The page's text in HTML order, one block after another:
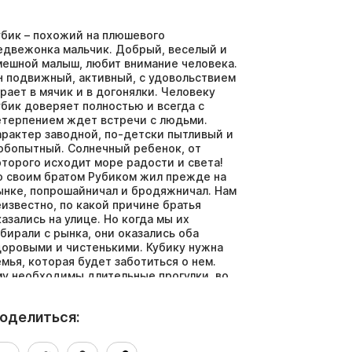
– похожий на плюшевого
мальчик. Добрый, веселый и
малыш, любит внимание человека.
подвижный, активный, с удовольствием
в мячик и в догонялки. Человеку
доверяет полностью и всегда с
ждет встречи с людьми.
заводной, по-детски пытливый и
Солнечный ребенок, от
исходит море радости и света!
своим братом Рубиком жил прежде на
попрошайничал и бродяжничал. Нам
по какой причине братья
на улице. Но когда мы их
с рынка, они оказались оба
и чистенькими. Кубику нужна
которая будет заботиться о нем.
необходимы длительные прогулки, во
– бывший домашний щенок и ему в
хозяин, который будет любить